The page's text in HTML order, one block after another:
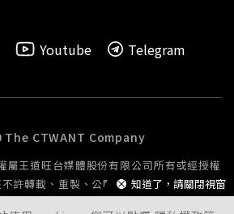
知道了，請關閉視窗
Youtube Telegram
The CTWANT Company
屬王道旺台媒體股份有限公司所有或經授權
許轉載、重製、公開播送或公開傳輸。